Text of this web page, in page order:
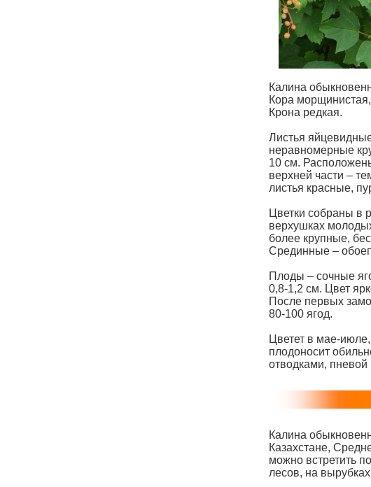
Калина
Кора
Крона редкая.
Листья
неравномерные
10 см.
верхней части –
листья красные,
Цветки собраны в
верхушках
более крупные,
Срединные –
Плоды – сочные
0,8-1,2 см. Цвет
После первых
80-100 ягод.
Цветет в мае-
плодоносит
отводками, пневой
Калина
Казахстане,
можно встретить
лесов, на